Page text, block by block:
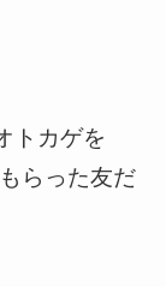
トカゲを
らった友だ